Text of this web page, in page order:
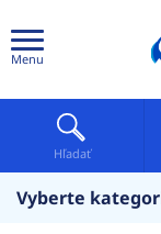
Menu
Hľadať
Vyberte